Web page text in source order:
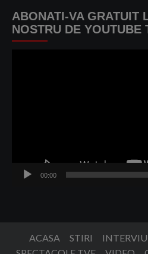
ABONATI-VA GRATUIT
NOSTRU DE YOUTUBE
00:00
ACASA STIRI